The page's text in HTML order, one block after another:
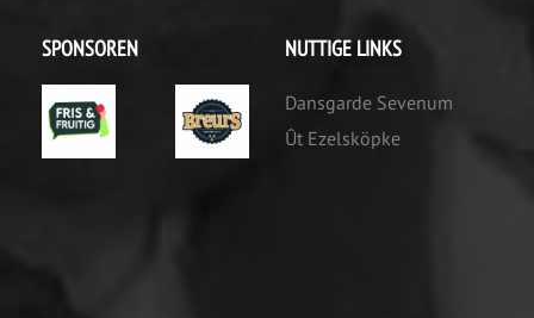
SPONSOREN NUTTIGE LINKS
Dansgarde Sevenum
Ût Ezelsköpke